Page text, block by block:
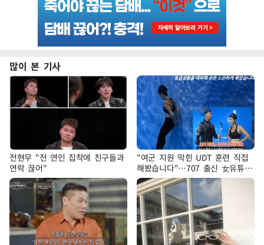
많이 본 기사
전현무 "전 연인 집착에 친구들과
연락 끊어"
"여군 지원 막힌 UDT 훈련 직접
해봤습니다"…707 출신 女유튜버
'완벽 소화'